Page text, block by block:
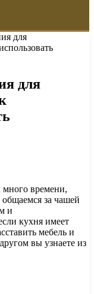
для
для
много времени,
за чашей
и
кухня имеет
мебель и
вы узнаете из